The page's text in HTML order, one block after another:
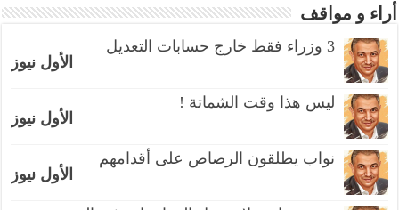
أراء و مواقف
3 وزراء فقط خارج حسابات التعديل
الأول نيوز
ليس هذا وقت الشماتة !
الأول نيوز
نواب يطلقون الرصاص على أقدامهم
الأول نيوز